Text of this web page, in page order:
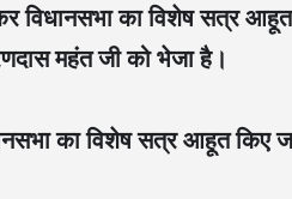
विधानसभा का विशेष सत्र
महंत जी को भेजा है।
का विशेष सत्र आहूत किए